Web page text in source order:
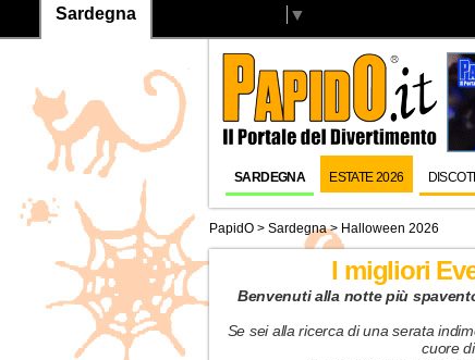
Sardegna ▼
SARDEGNA ESTATE 2026
PapidO > Sardegna> Halloween 2026
I migliori
Benvenuti alla notte più
Se sei alla ricerca di una serata
cuore